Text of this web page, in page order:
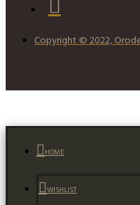
Copyright © 2022,
HOME
WISHLIST